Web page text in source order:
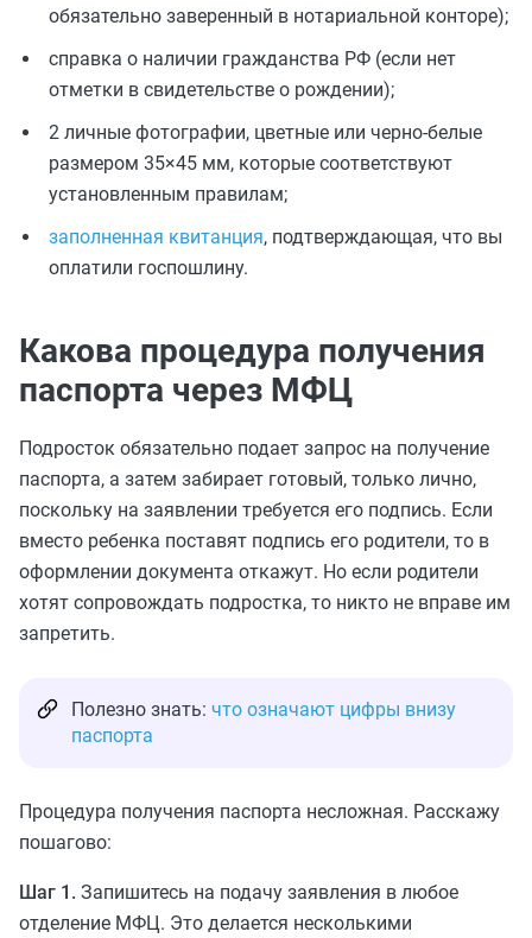
обязательно заверенный в нотариальной конторе);
справка о наличии гражданства РФ (если нет
отметки в свидетельстве о рождении);
2 личные фотографии, цветные или черно-белые
размером 35×45 мм, которые соответствуют
установленным правилам;
заполненная квитанция, подтверждающая, что вы
оплатили госпошлину.
Какова процедура получения
паспорта через МФЦ
Подросток обязательно подает запрос на получение
паспорта, а затем забирает готовый, только лично,
поскольку на заявлении требуется его подпись. Если
вместо ребенка поставят подпись его родители, то в
оформлении документа откажут. Но если родители
хотят сопровождать подростка, то никто не вправе им
запретить.
Полезно знать: что означают цифры внизу
паспорта
Процедура получения паспорта несложная. Расскажу
пошагово:
Шаг 1. Запишитесь на подачу заявления в любое
отделение МФЦ. Это делается несколькими